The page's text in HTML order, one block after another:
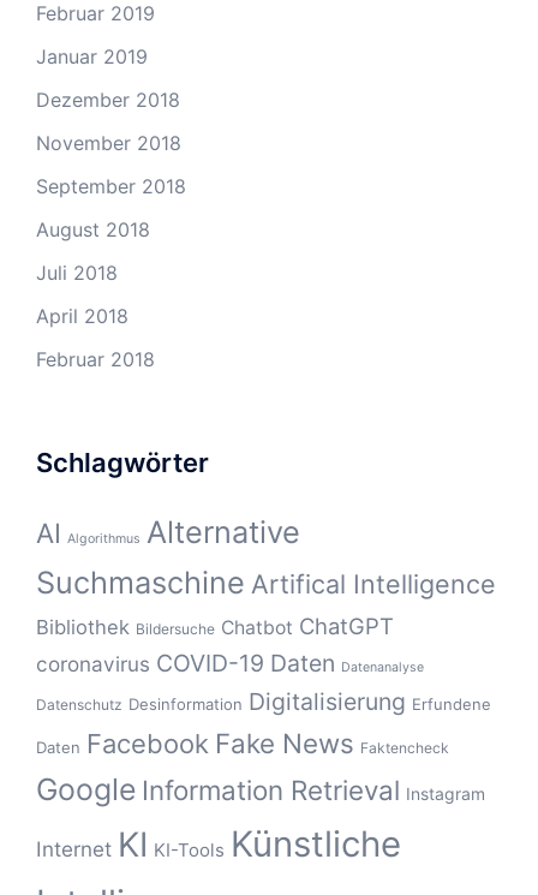
Februar 2019
Januar 2019
Dezember 2018
November 2018
September 2018
August 2018
Juli 2018
April 2018
Februar 2018
Schlagwörter
AI Algorithmus Alternative
Suchmaschine Artifical Intelligence
Bibliothek Bildersuche Chatbot ChatGPT
coronavirus COVID-19 Daten Datenanalyse
Datenschutz Desinformation Digitalisierung Erfundene
Daten Facebook Fake News Faktencheck
Google Information Retrieval Instagram
Internet KI KI-Tools Künstliche